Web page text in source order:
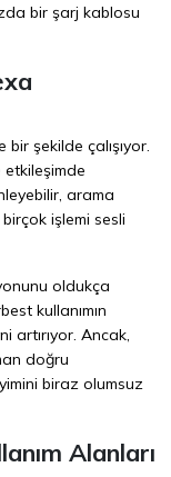
bir şarj kablosu
şekilde çalışıyor.
arama
işlemi sesli
oldukça
kullanımın
artırıyor. Ancak,
doğru
biraz olumsuz
Alanları